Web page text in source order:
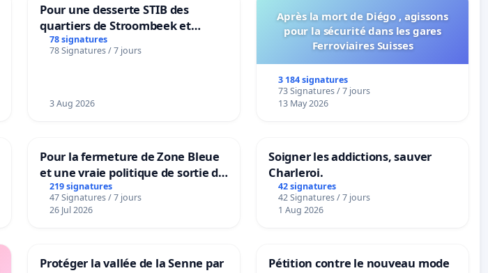
Pour une desserte STIB des
quartiers de Stroombeek et
Beauval - Voor een MIVB-
bediening van de wijken
78 signatures
78 Signatures / 7 jours
3 Aug 2026
Après la mort de Diégo , agissons
pour la sécurité dans les gares
Ferroviaires Suisses
3 184 signatures
73 Signatures / 7 jours
13 May 2026
Pour la fermeture de Zone Bleue
et une vraie politique de sortie de
la dépendance
219 signatures
47 Signatures / 7 jours
26 Jul 2026
Soigner les addictions, sauver
Charleroi.
42 signatures
42 Signatures / 7 jours
1 Aug 2026
Protéger la vallée de la Senne par
Pétition contre le nouveau mode